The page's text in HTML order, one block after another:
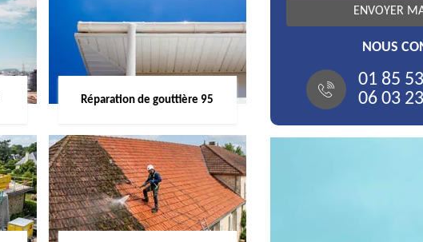
Réparation de gouttière 95
NOUS
01 85
06 03